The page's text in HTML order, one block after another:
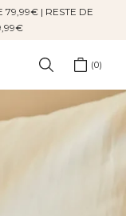
79,99€ | RESTE DE
0